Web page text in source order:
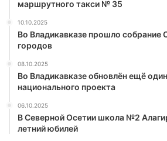
маршрутного такси № 35
10.10.2025
Во Владикавказе прошло собрание
городов
08.10.2025
Во Владикавказе обновлён ещё
национального проекта
06.10.2025
В Северной Осетии школа №2
летний юбилей